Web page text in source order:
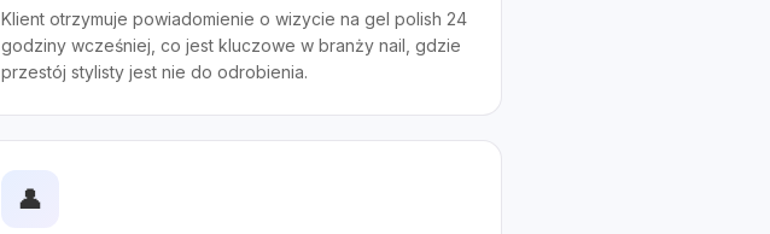
Klient otrzymuje powiadomienie o wizycie na gel polish 24
godziny wcześniej, co jest kluczowe w branży nail, gdzie
przestój stylisty jest nie do odrobienia.
👤